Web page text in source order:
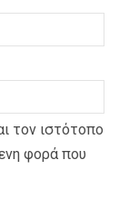
τον ιστότοπο
φορά που